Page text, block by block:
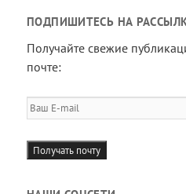
ПОДПИШИТЕСЬ НА
Получайте свежие
почте:
Ваш
E-
mail
Получать почту